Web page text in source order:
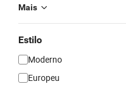
Mais
Estilo
Moderno
Europeu